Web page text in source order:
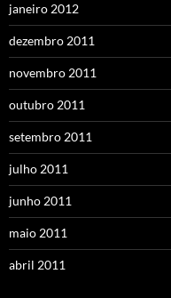
janeiro 2012
dezembro 2011
novembro 2011
outubro 2011
setembro 2011
julho 2011
junho 2011
maio 2011
abril 2011